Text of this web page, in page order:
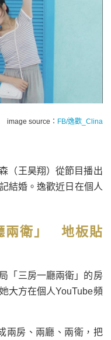
image source： FB/逸歡_Clina
（王昊翔）從節目播出
結婚。逸歡近日在個人
兩衛」 地板貼
「三房一廳兩衛」的房
大方在個人YouTube頻
兩房、兩廳、兩衛，把